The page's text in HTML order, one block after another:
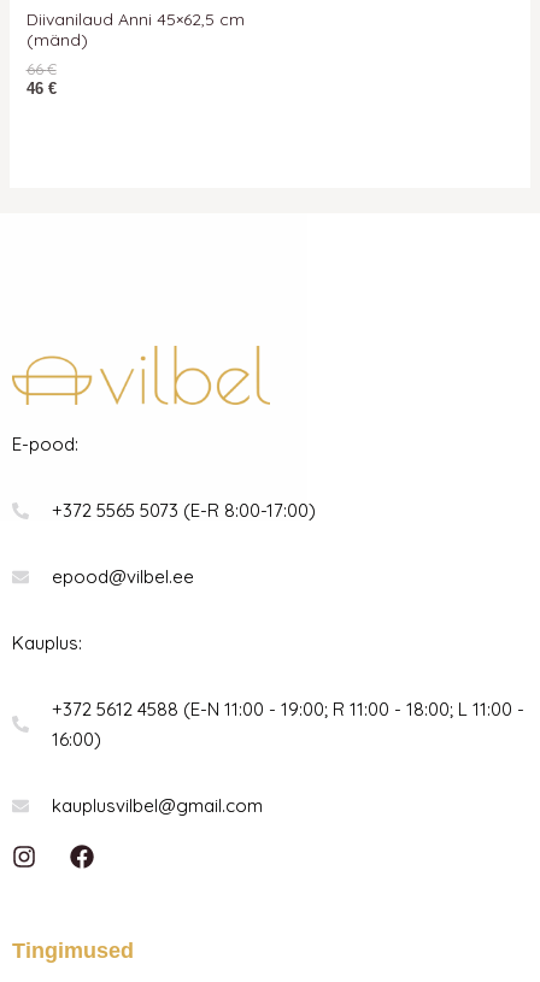
Diivanilaud Anni 45×62,5 cm
(mänd)
66€
46 €
E-pood:
+372 5565 5073 (E-R 8:00-17:00)
epood@vilbel.ee
Kauplus:
+372 5612 4588 (E-N 11:00 - 19:00; R 11:00 - 18:00; L 11:00 -
16:00)
kauplusvilbel@gmail.com
I
a
F
a
b
Tingimused